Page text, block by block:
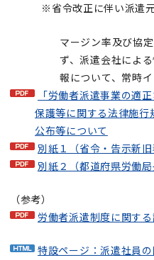
※省令改正に伴い派遣元
マージン率及び協
ず、派遣会社によ
報について、常時
「労働者派遣事業の適
保護等に関する法律施
公布等について
別紙１（省令・告示新旧
別紙２（都道府県労働局
（参考）
労働者派遣制度に関す
特設ページ：派遣社員